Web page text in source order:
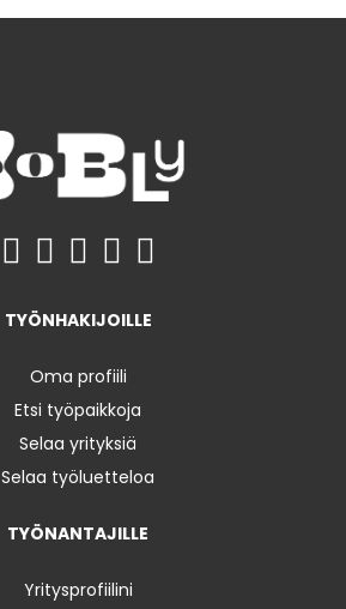
TYÖNHAKIJOILLE
Oma profiili
Etsi työpaikkoja
Selaa yrityksiä
Selaa työluetteloa
TYÖNANTAJILLE
Yritysprofiilini